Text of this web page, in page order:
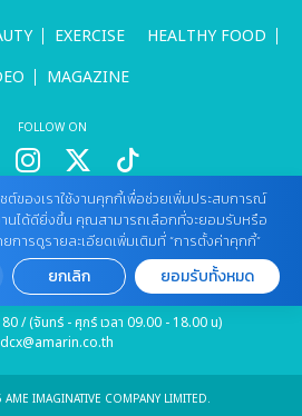
EXERCISE
HEALTHY FOOD
MAGAZINE
FOLLOW ON
งโฆษณากับเว็บไซต์
/ (จันทร์ - ศุกร์ เวลา 09.00 - 18.00 น)
จ้งปัญหาหรือร้องเรียน
/ (จันทร์ - ศุกร์ เวลา 09.00 - 18.00 น)
IMAGINATIVE COMPANY LIMITED.
ซต์ของเราใช้งานคุกกี้เพื่อช่วยเพิ่มประสบการณ์
านได้ดียิ่งขึ้น คุณสามารถเลือกที่จะยอมรับหรือ
การดูรายละเอียดเพิ่มเติมที่ “การตั้งค่าคุกกี้”
ยกเลิก ยอมรับทั้งหมด